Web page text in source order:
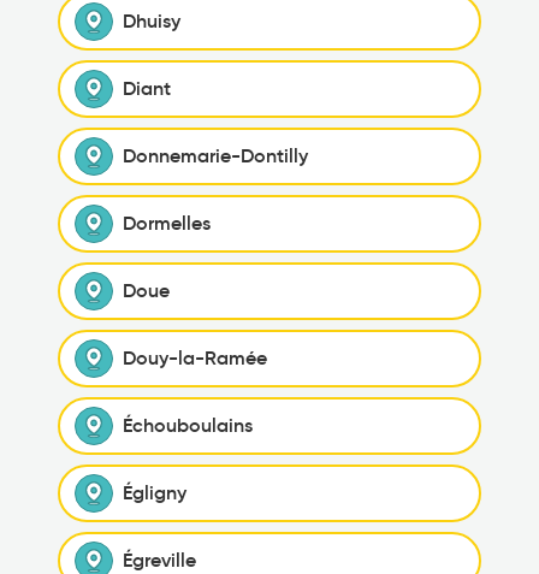
Dhuisy
Diant
Donnemarie-Dontilly
Dormelles
Doue
Douy-la-Ramée
Échouboulains
Égligny
Égreville